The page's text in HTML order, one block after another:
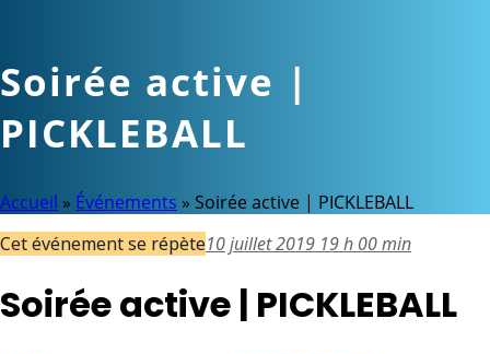
Soirée active |
PICKLEBALL
Accueil » Événements » Soirée active | PICKLEBALL
Cet événement se répète10 juillet 2019 19 h 00 min
Soirée active | PICKLEBALL